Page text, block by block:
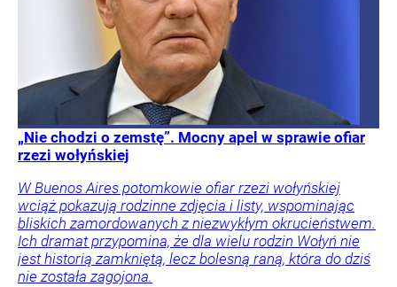
„Nie chodzi o zemstę”. Mocny apel w sprawie ofiar
rzezi wołyńskiej
W Buenos Aires potomkowie ofiar rzezi wołyńskiej
wciąż pokazują rodzinne zdjęcia i listy, wspominając
bliskich zamordowanych z niezwykłym okrucieństwem.
Ich dramat przypomina, że dla wielu rodzin Wołyń nie
jest historią zamkniętą, lecz bolesną raną, która do dziś
nie została zagojona.